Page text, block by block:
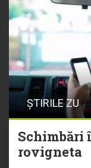
ȘTIRILE ZU
Schimbări
rovigneta